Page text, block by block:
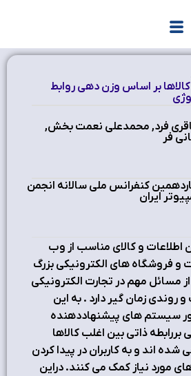
بر اساس وزن دهي روابط
باقري فرد, محمدعلي نعمت بخش,
فر
کنفرانس ملی سالانه انجمن
ایران
اطلاعات و كالاي مناسب از وب
و فروشگاه هاي الكترونيكي بزرگ
مسائل مهم در تجارت الكترونيكي
روندي زمان گير دارد . به اين
سيستم هاي پيشنهاددهنده
بررابطه ذاتي بين اغلب كالاها
شده اند و به كاربران در پيدا كردن
هاي مورد نياز كمك مي كنند. دراين